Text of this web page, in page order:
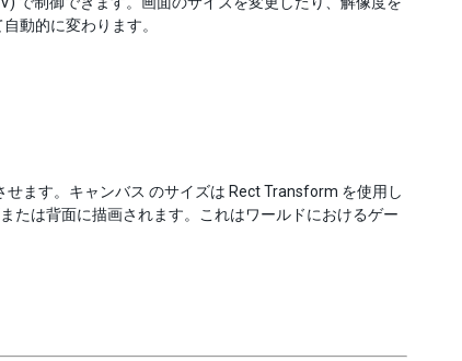
動的に変わります。
ます。キャンバス のサイズは Rect Transform を使用し
たは背面に描画されます。これはワールドにおけるゲー